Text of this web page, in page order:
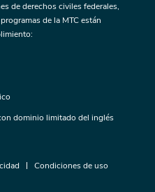
de derechos civiles federales,
de la MTC están
dominio limitado del inglés
Condiciones de uso